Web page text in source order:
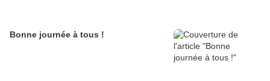
Bonne journée à tous !